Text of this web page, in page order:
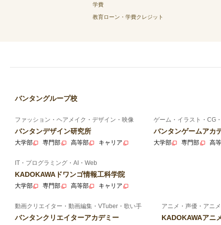
学費
教育ローン・学費クレジット
バンタングループ校
ファッション・ヘアメイク・デザイン・映像
バンタンデザイン研究所
大学部 専門部 高等部 キャリア
ゲーム・イラスト・CG
バンタンゲームアカ
大学部 専門部 高
IT・プログラミング・AI・Web
KADOKAWAドワンゴ情報工科学院
大学部 専門部 高等部 キャリア
動画クリエイター・動画編集・VTuber・歌い手
バンタンクリエイターアカデミー
アニメ・声優・アニ
KADOKAWAアニ